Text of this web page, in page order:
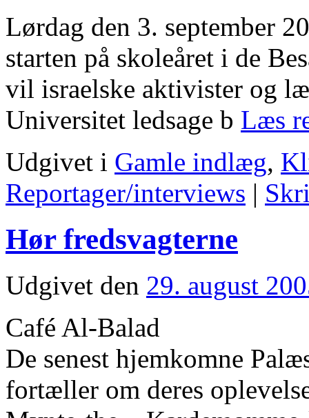
Lørdag den 3. september
starten på skoleåret i de
vil israelske aktivister og
Universitet ledsage b Læs
Udgivet i Gamle indlæg,
Reportager/interviews |
Hør fredsvagterne
Udgivet den 29. august
Café Al-Balad
De senest hjemkomne
fortæller om deres